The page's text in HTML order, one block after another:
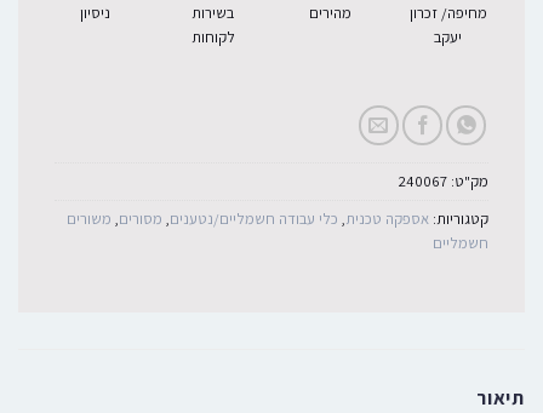
מחיפה/ זכרון
יעקב
מהירים
בשירות
לקוחות
ניסיון
מק"ט: 240067
קטגוריות: אספקה טכנית, כלי עבודה חשמליים/נטענים, מסורים, משורים
חשמליים
תיאור